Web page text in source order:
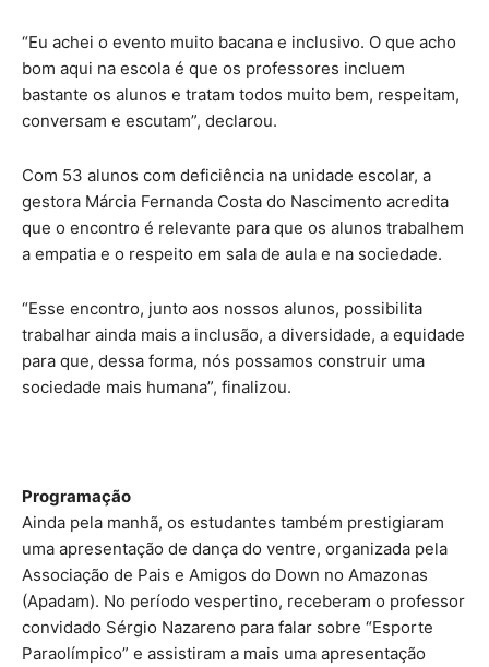
“Eu achei o evento muito bacana e inclusivo. O que acho
bom aqui na escola é que os professores incluem
bastante os alunos e tratam todos muito bem, respeitam,
conversam e escutam”, declarou.
Com 53 alunos com deficiência na unidade escolar, a
gestora Márcia Fernanda Costa do Nascimento acredita
que o encontro é relevante para que os alunos trabalhem
a empatia e o respeito em sala de aula e na sociedade.
“Esse encontro, junto aos nossos alunos, possibilita
trabalhar ainda mais a inclusão, a diversidade, a equidade
para que, dessa forma, nós possamos construir uma
sociedade mais humana”, finalizou.
Programação
Ainda pela manhã, os estudantes também prestigiaram
uma apresentação de dança do ventre, organizada pela
Associação de Pais e Amigos do Down no Amazonas
(Apadam). No período vespertino, receberam o professor
convidado Sérgio Nazareno para falar sobre “Esporte
Paraolímpico” e assistiram a mais uma apresentação